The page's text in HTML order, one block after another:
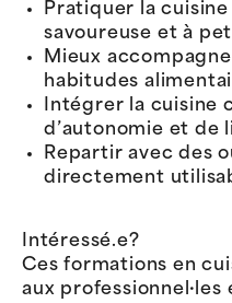
Pratiquer la cuisine
savoureuse et à
Mieux
habitudes
Intégrer la cuisine
d’autonomie et de
Repartir avec des
directement
Intéressé.e?
Ces formations en
aux